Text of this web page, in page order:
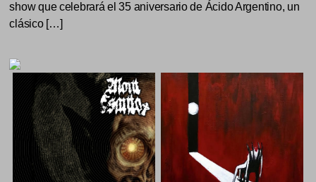
show que celebrará el 35 aniversario de Ácido Argentino, un
clásico […]